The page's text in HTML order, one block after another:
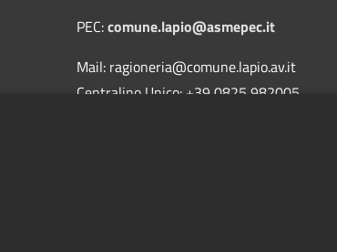
PEC:comune.lapio@asmepec.it
Mail: ragioneria@comune.lapio.av.it
Centralino Unico: +39 0825 982005